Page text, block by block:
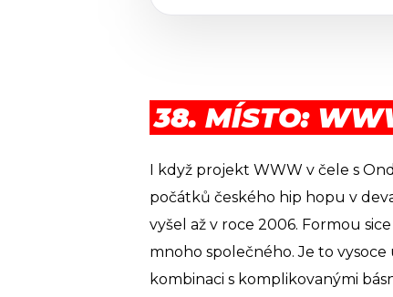
38. MÍSTO:
I když projekt WWW v čele s
počátků českého hip hopu v
vyšel až v roce 2006. Formou
mnoho společného. Je to
kombinaci s komplikovanými